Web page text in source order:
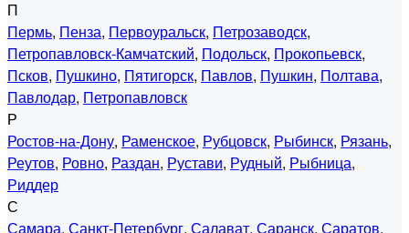
П
Пермь, Пенза, Первоуральск, Петрозаводск,
Петропавловск-Камчатский, Подольск, Прокопьевск,
Псков, Пушкино, Пятигорск, Павлов, Пушкин, Полтава,
Павлодар, Петропавловск
Р
Ростов-на-Дону, Раменское, Рубцовск, Рыбинск, Рязань,
Реутов, Ровно, Раздан, Рустави, Рудный, Рыбница,
Риддер
С
Самара, Санкт-Петербург, Салават, Саранск, Саратов,